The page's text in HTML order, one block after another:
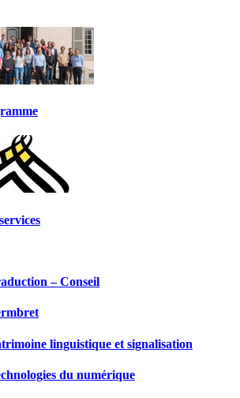
– Conseil
linguistique et signalisation
du numérique